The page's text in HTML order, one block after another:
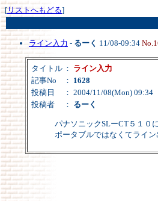
[リストへもどる]
ライン入力 - るーく 11/08-09:34
タイトル ： ライン入力
記事No
： 1628
投稿日
： 2004/11/08(Mon) 09:34
投稿者
： るーく
パナソニックSLーCT５１０
ポータブルではなくてライ